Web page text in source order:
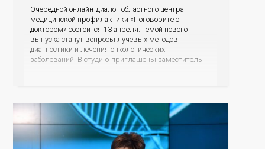
Очередной онлайн-диалог областного центра
медицинской профилактики «Поговорите с
доктором» состоится 13 апреля. Темой нового
выпуска станут вопросы лучевых методов
диагностики и лечения онкологических
заболеваний. В студию приглашены заместитель
опухоли можно обнаружить с помощью
современных маммографов и компьютерных